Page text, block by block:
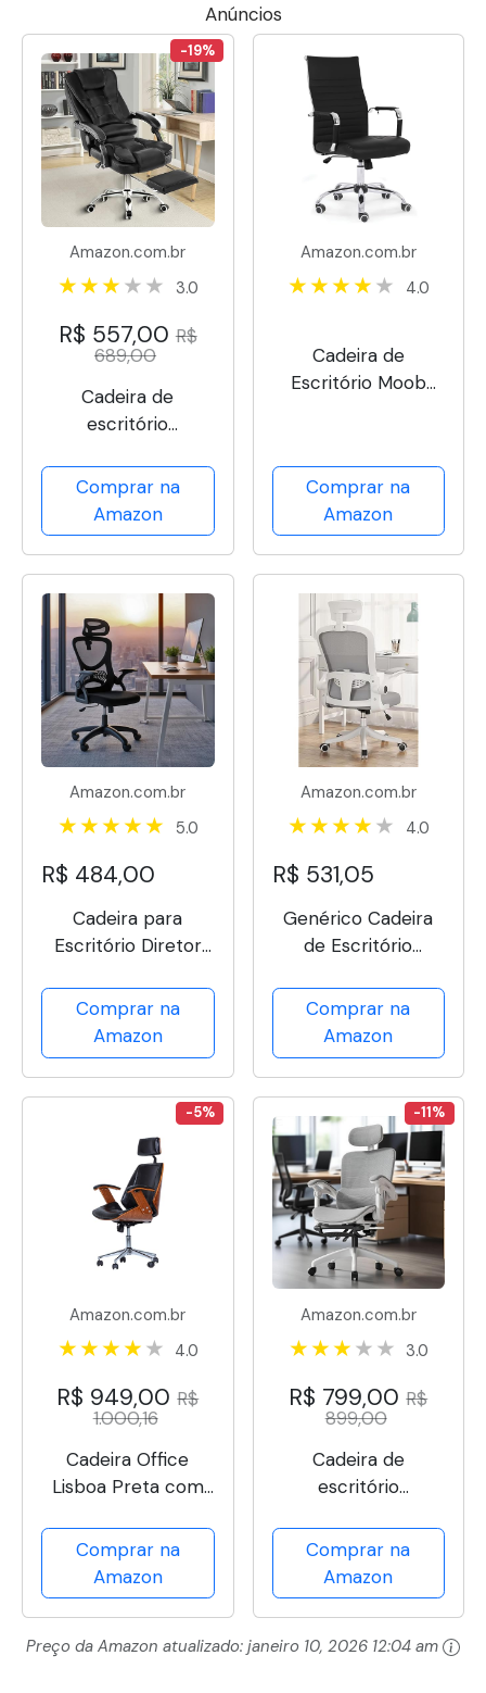
Anúncios
-19%
Amazon.com.br
3.0
R$ 557,00R$
689,00
Cadeira de
escritório
de home office
com apoio para os
pés e encosto
ajustável（Preto）
Comprar na
Amazon
Amazon.com.br
4.0
Cadeira de
Escritório Moob
Encosto
Prolongado e
Função Relax Preta
Comprar na
Amazon
Amazon.com.br
5.0
R$ 484,00
Cadeira para
Escritório Diretor
Mesh (Preto)
Comprar na
Amazon
Amazon.com.br
4.0
R$ 531,05
Genérico Cadeira
de Escritório
Moderno, Design
Ergonômico,
Funções Adjustáveis
Flexíveis, Cinza e
Comprar na
Amazon
-5%
Amazon.com.br
4.0
R$ 949,00R$
1.000,16
Cadeira Office
Lisboa Preta com
Comprar na
Amazon
-11%
Amazon.com.br
3.0
R$ 799,00R$
899,00
Cadeira de
escritório
reclinável até 145°
com apoio para os
pés, almofada de ar,
cabide e apoio de
cabeça ajustável –
Comprar na
Amazon
Preço da Amazon atualizado: janeiro 10, 2026 12:04 am